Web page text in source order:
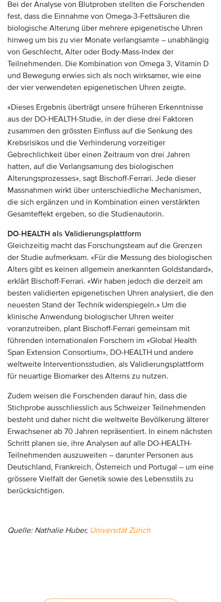
Bei der Analyse von Blutproben stellten die Forschenden
fest, dass die Einnahme von Omega-3-Fettsäuren die
biologische Alterung über mehrere epigenetische Uhren
hinweg um bis zu vier Monate verlangsamte – unabhängig
von Geschlecht, Alter oder Body-Mass-Index der
Teilnehmenden. Die Kombination von Omega 3, Vitamin D
und Bewegung erwies sich als noch wirksamer, wie eine
der vier verwendeten epigenetischen Uhren zeigte.
«Dieses Ergebnis überträgt unsere früheren Erkenntnisse
aus der DO-HEALTH-Studie, in der diese drei Faktoren
zusammen den grössten Einfluss auf die Senkung des
Krebsrisikos und die Verhinderung vorzeitiger
Gebrechlichkeit über einen Zeitraum von drei Jahren
hatten, auf die Verlangsamung des biologischen
Alterungsprozesses», sagt Bischoff-Ferrari. Jede dieser
Massnahmen wirkt über unterschiedliche Mechanismen,
die sich ergänzen und in Kombination einen verstärkten
Gesamteffekt ergeben, so die Studienautorin.
DO-HEALTH als Validierungsplattform
Gleichzeitig macht das Forschungsteam auf die Grenzen
der Studie aufmerksam. «Für die Messung des biologischen
Alters gibt es keinen allgemein anerkannten Goldstandard»,
erklärt Bischoff-Ferrari. «Wir haben jedoch die derzeit am
besten validierten epigenetischen Uhren analysiert, die den
neuesten Stand der Technik widerspiegeln.» Um die
klinische Anwendung biologischer Uhren weiter
voranzutreiben, plant Bischoff-Ferrari gemeinsam mit
führenden internationalen Forschern im «Global Health
Span Extension Consortium», DO-HEALTH und andere
weltweite Interventionsstudien, als Validierungsplattform
für neuartige Biomarker des Alterns zu nutzen.
Zudem weisen die Forschenden darauf hin, dass die
Stichprobe ausschliesslich aus Schweizer Teilnehmenden
besteht und daher nicht die weltweite Bevölkerung älterer
Erwachsener ab 70 Jahren repräsentiert. In einem nächsten
Schritt planen sie, ihre Analysen auf alle DO-HEALTH-
Teilnehmenden auszuweiten – darunter Personen aus
Deutschland, Frankreich, Österreich und Portugal – um eine
grössere Vielfalt der Genetik sowie des Lebensstils zu
berücksichtigen.
Quelle: Nathalie Huber, Universität Zürich